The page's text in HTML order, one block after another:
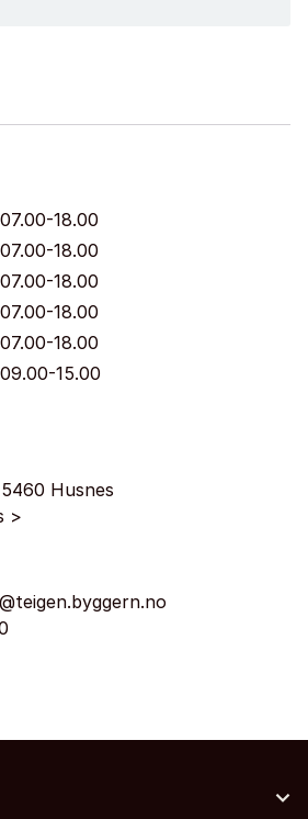
07.00-18.00
07.00-18.00
07.00-18.00
07.00-18.00
07.00-18.00
09.00-15.00
Husnes
>